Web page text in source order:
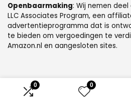
0 0
Openbaarmaking: Wij nemen
LLC Associates Program, een
advertentieprogramma dat is
te bieden om vergoedingen te
Amazon.nl en aangesloten sites.
© [sc name="sitename"][/sc]. Alle